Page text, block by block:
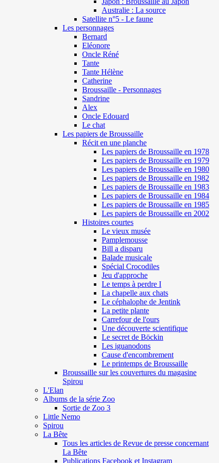
Australie : La source
Satellite n°5 - Le faune
Les personnages
Bernard
Eléonore
Oncle Réné
Tante
Tante Hélène
Catherine
Broussaille - Personnages
Sandrine
Alex
Oncle Edouard
Le chat
Les papiers de Broussaille
Récit en une planche
Les papiers de Broussaille en 1978
Les papiers de Broussaille en 1979
Les papiers de Broussaille en 1980
Les papiers de Broussaille en 1982
Les papiers de Broussaille en 1983
Les papiers de Broussaille en 1984
Les papiers de Broussaille en 1985
Les papiers de Broussaille en 2002
Histoires courtes
Le vieux musée
Pamplemousse
Bill a disparu
Balade musicale
Spécial Crocodiles
Jeu d'approche
Le temps à perdre I
La chapelle aux chats
Le céphalophe de Jentink
La petite plante
Carrefour de l'ours
Une découverte scientifique
Le secret de Böckin
Les iguanodons
Cause d'encombrement
Le printemps de Broussaille
Broussaille sur les couvertures du magasine
Spirou
L'Elan
Albums de la série Zoo
Sortie de Zoo 3
Little Nemo
Spirou
La Bête
Tous les articles de Revue de presse concernant
La Bête
Publications Facebook et Instagram